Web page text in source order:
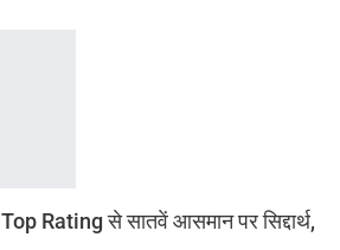
Rating से सातवें आसमान पर सिद्दार्थ,